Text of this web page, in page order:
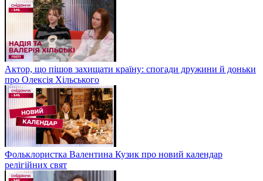
Актор, що пішов захищати країну: спогади дружини й доньки
про Олексія Хільського
Фольклористка Валентина Кузик про новий календар
релігійних свят